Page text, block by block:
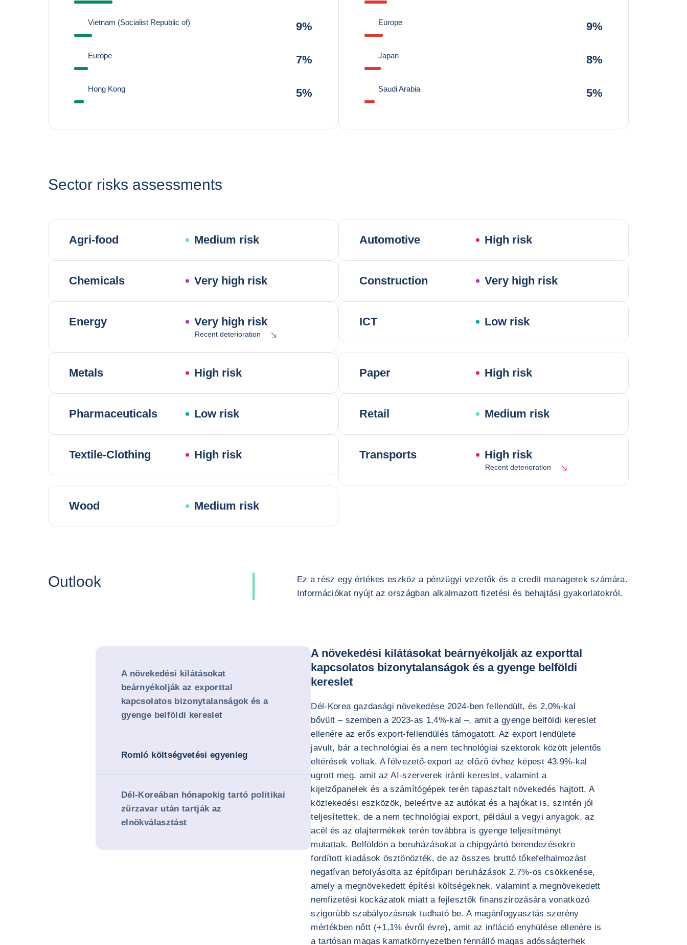
Vietnam (Socialist Republic of) 9%
Europe 7%
Hong Kong 5%
Europe 9%
Japan 8%
Saudi Arabia 5%
Sector risks assessments
Agri-food Medium risk Automotive High risk
Chemicals Very high risk Construction Very high risk
Energy Very high risk
Recent deterioration
ICT Low risk
Metals High risk Paper High risk
Pharmaceuticals Low risk Retail Medium risk
Textile-Clothing High risk Transports High risk
Recent deterioration
Wood Medium risk
Outlook
Ez a rész egy értékes eszköz a pénzügyi vezetők és a credit managerek számára.
Információkat nyújt az országban alkalmazott fizetési és behajtási gyakorlatokról.
A növekedési kilátásokat
beárnyékolják az exporttal
kapcsolatos bizonytalanságok és a
gyenge belföldi kereslet
Romló költségvetési egyenleg
Dél-Koreában hónapokig tartó politikai
zűrzavar után tartják az
elnökválasztást
A növekedési kilátásokat beárnyékolják az exporttal
kapcsolatos bizonytalanságok és a gyenge belföldi
kereslet
Dél-Korea gazdasági növekedése 2024-ben fellendült, és 2,0%-kal
bővült – szemben a 2023-as 1,4%-kal –, amit a gyenge belföldi kereslet
ellenére az erős export-fellendülés támogatott. Az export lendülete
javult, bár a technológiai és a nem technológiai szektorok között jelentős
eltérések voltak. A félvezető-export az előző évhez képest 43,9%-kal
ugrott meg, amit az AI-szerverek iránti kereslet, valamint a
kijelzőpanelek és a számítógépek terén tapasztalt növekedés hajtott. A
közlekedési eszközök, beleértve az autókat és a hajókat is, szintén jól
teljesítettek, de a nem technológiai export, például a vegyi anyagok, az
acél és az olajtermékek terén továbbra is gyenge teljesítményt
mutattak. Belföldön a beruházásokat a chipgyártó berendezésekre
fordított kiadások ösztönözték, de az összes bruttó tőkefelhalmozást
negatívan befolyásolta az építőipari beruházások 2,7%-os csökkenése,
amely a megnövekedett építési költségeknek, valamint a megnövekedett
nemfizetési kockázatok miatt a fejlesztők finanszírozására vonatkozó
szigorúbb szabályozásnak tudható be. A magánfogyasztás szerény
mértékben nőtt (+1,1% évről évre), amit az infláció enyhülése ellenére is
a tartósan magas kamatkörnyezetben fennálló magas adósságterhek